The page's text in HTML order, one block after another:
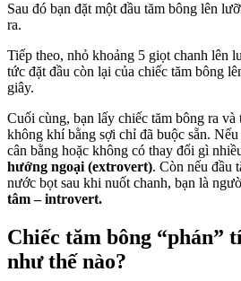
Sau đó bạn đặt một đầu tăm bông lên
ra.
Tiếp theo, nhỏ khoảng 5 giọt chanh lên
tức đặt đầu còn lại của chiếc tăm bông
giây.
Cuối cùng, bạn lấy chiếc tăm bông ra
không khí bằng sợi chỉ đã buộc sẵn.
cân bằng hoặc không có thay đổi gì
hướng ngoại (extrovert). Còn nếu đầu
nước bọt sau khi nuốt chanh, bạn là
tâm – introvert.
Chiếc tăm bông “phán”
như thế nào?